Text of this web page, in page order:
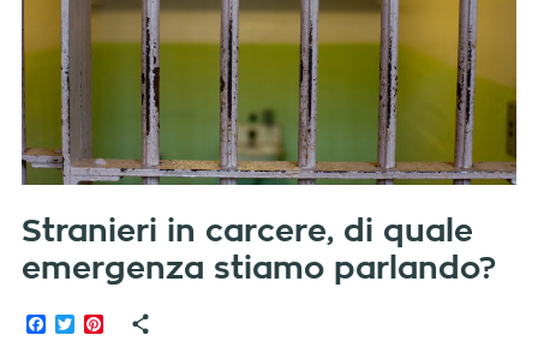
Stranieri in carcere, di quale
emergenza stiamo parlando?
Facebook
TwitterPinterest